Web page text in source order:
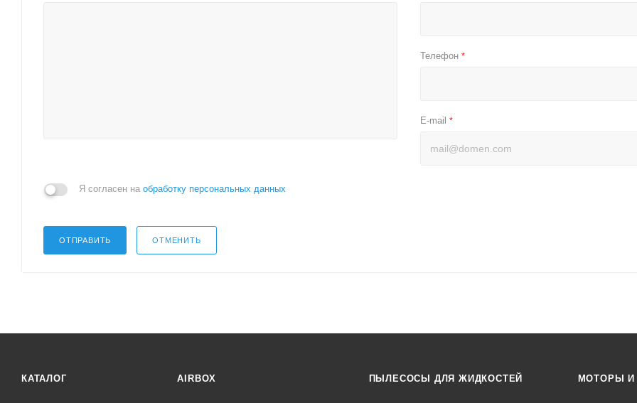
Телефон*
E-mail*
Я согласен на обработку персональных данных
ОТПРАВИТЬ ОТМЕНИТЬ
КАТАЛОГ AIRBOX ПЫЛЕСОСЫ ДЛЯ ЖИДКОСТЕЙ МОТОРЫ И